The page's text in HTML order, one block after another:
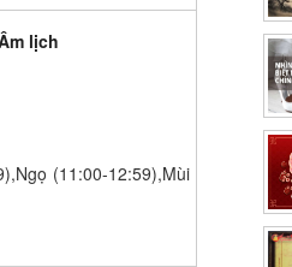
lịch
(11:00-12:59),Mùi